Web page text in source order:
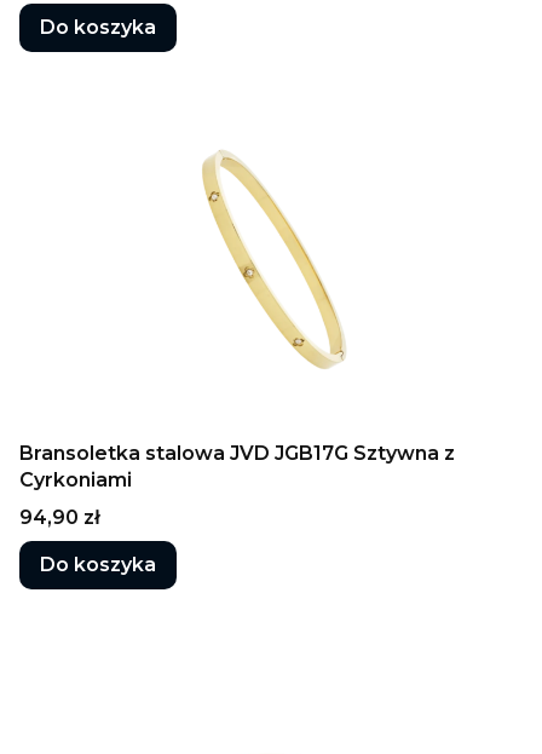
Do koszyka
Bransoletka stalowa JVD JGB17G Sztywna z
Cyrkoniami
Cena
94,90 zł
Do koszyka